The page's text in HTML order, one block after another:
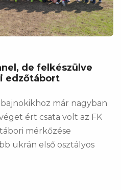
de felkészülve
edzőtábort
bajnokikhoz már nagyban
ért csata volt az FK
mérkőzése
ukrán első osztályos